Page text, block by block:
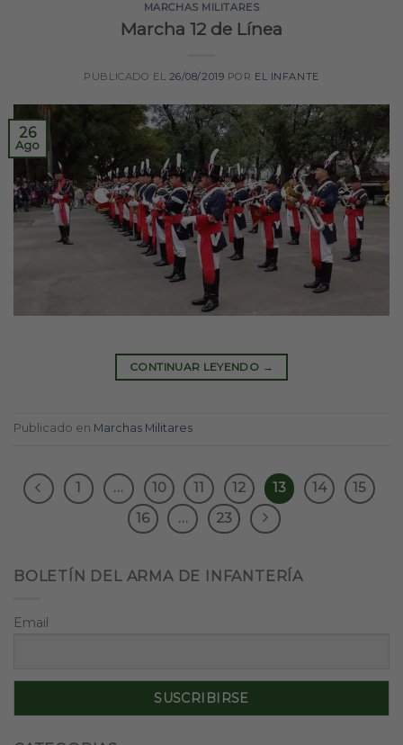
MARCHAS MILITARES
Marcha 12 de Línea
PUBLICADO EL 26/08/2019 POR EL INFANTE
26
Ago
CONTINUAR LEYENDO →
Publicado en Marchas Militares
1 … 10 11 12 13 14
15
16
… 23
BOLETÍN DEL ARMA DE INFANTERÍA
Email